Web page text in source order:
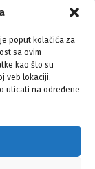
poput kolačića za
sa ovim
kao što su
veb lokaciji.
uticati na određene
Bošnjaka